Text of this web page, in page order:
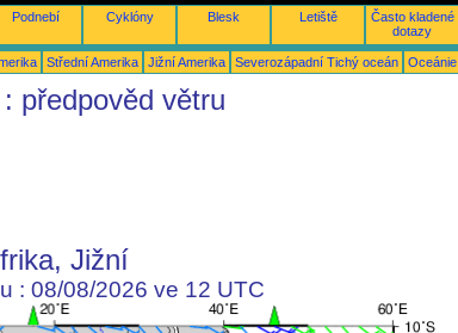
Podnebí Cyklóny Blesk Letiště
Často kladené
dotazy
Střední Amerika Jižní Amerika Severozápadní Tichý oceán Oceánie
předpověd větru
Jižní
: 08/08/2026 ve 12 UTC